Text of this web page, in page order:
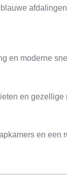
en moderne
en gezellige
en een